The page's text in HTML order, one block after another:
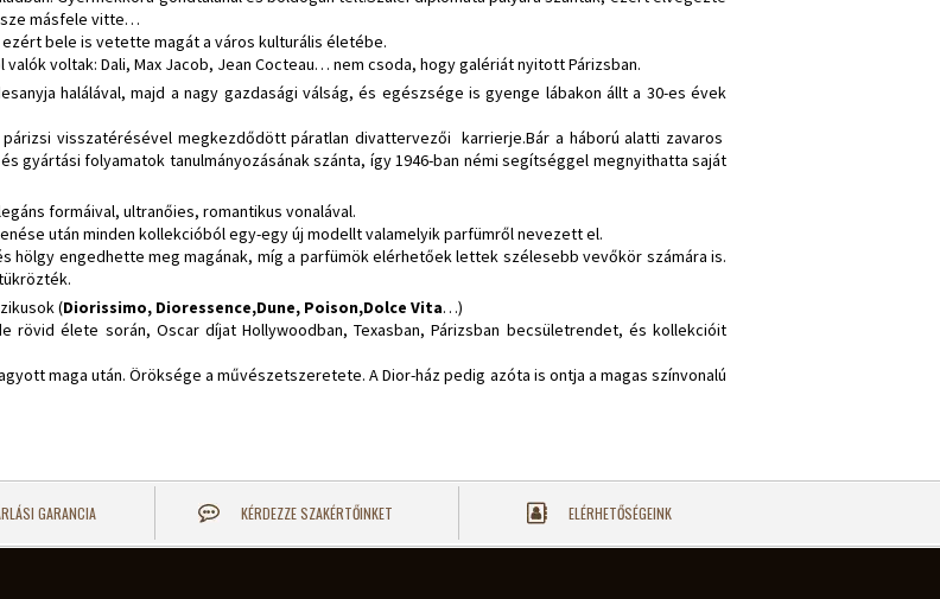
másfele vitte…
bele is vetette magát a város kulturális életébe.
voltak: Dali, Max Jacob, Jean Cocteau… nem csoda, hogy galériát nyitott Párizsban.
halálával, majd a nagy gazdasági válság, és egészsége is gyenge lábakon állt a 30-es évek
visszatérésével megkezdődött páratlan divattervezői karrierje.Bár a háború alatti zavaros
folyamatok tanulmányozásának szánta, így 1946-ban némi segítséggel megnyithatta saját
formáival, ultranőies, romantikus vonalával.
után minden kollekcióból egy-egy új modellt valamelyik parfümről nevezett el.
hölgy engedhette meg magának, míg a parfümök elérhetőek lettek szélesebb vevőkör számára is.
(Diorissimo, Dioressence,Dune, Poison,Dolce Vita…)
rövid élete során, Oscar díjat Hollywoodban, Texasban, Párizsban becsületrendet, és kollekcióit
maga után. Öröksége a művészetszeretete. A Dior-ház pedig azóta is ontja a magas színvonalú
GARANCIA KÉRDEZZE SZAKÉRTŐINKET ELÉRHETŐSÉGEINK